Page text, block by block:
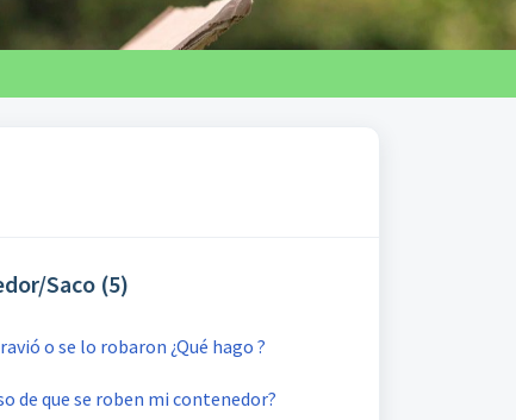
Saco (5)
o se lo robaron ¿Qué hago ?
de que se roben mi contenedor?